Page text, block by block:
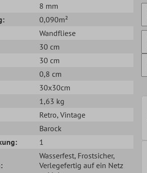
8 mm
0,090m²
Wandfliese
30 cm
30 cm
0,8 cm
30x30cm
1,63 kg
Retro, Vintage
Barock
1
Wasserfest, Frostsicher,
Verlegefertig auf ein Netz